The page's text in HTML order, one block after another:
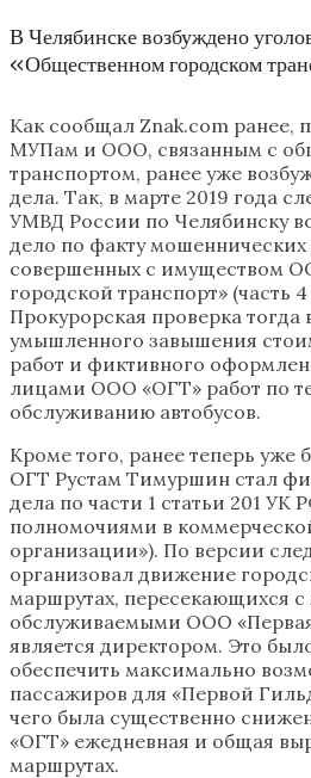
В Челябинске возбуждено
«Общественном городском
Как сообщал Znak.com ранее,
МУПам и ООО, связанным с
транспортом, ранее уже
дела. Так, в марте 2019 года
УМВД России по Челябинску
дело по факту мошеннических
совершенных с имуществом
городской транспорт» (часть
Прокурорская проверка
умышленного завышения
работ и фиктивного
лицами ООО «ОГТ» работ по
обслуживанию автобусов.
Кроме того, ранее теперь
ОГТ Рустам Тимуршин стал
дела по части 1 статьи 201 УК
полномочиями в
организации»). По версии
организовал движение
маршрутах, пересекающихся
обслуживаемыми ООО
является директором. Это
обеспечить максимально
пассажиров для «Первой
чего была существенно
«ОГТ» ежедневная и общая
маршрутах.